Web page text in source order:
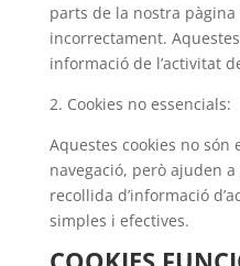
parts de la nostra
incorrectament.
informació de l’activitat
2. Cookies no essencials:
Aquestes cookies no són
navegació, però ajuden
recollida d’informació
simples i efectives.